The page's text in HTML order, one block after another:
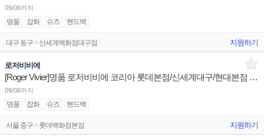
09/06까지
명품 잡화 슈즈 핸드백
대구 동구 > 신세계백화점대구점 지원하기
로저비비에
[Roger Vivier]명품 로저비비에 코리아 롯데본점/신세계대구/현대본점 판매사원 채용
09/06까지
명품 잡화 슈즈 핸드백
서울 중구 > 롯데백화점본점 지원하기